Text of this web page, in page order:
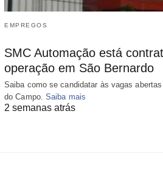
EMPREGOS
SMC Automação está
operação em São Bernardo
Saiba como se candidatar às vagas
do Campo. Saiba mais
2 semanas atrás